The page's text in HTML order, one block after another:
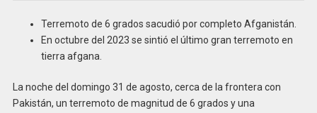
Terremoto de 6 grados sacudió por completo Afganistán.
En octubre del 2023 se sintió el último gran terremoto en
tierra afgana.
La noche del domingo 31 de agosto, cerca de la frontera con
Pakistán, un terremoto de magnitud de 6 grados y una